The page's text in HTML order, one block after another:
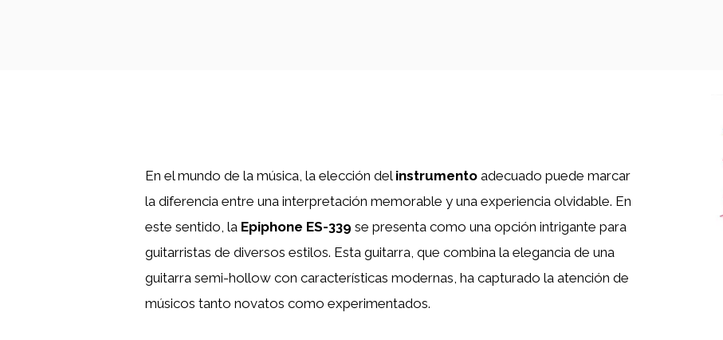
En el mundo de la música, la elección del instrumento adecuado puede marcar
la diferencia entre una interpretación memorable y una experiencia olvidable. En
este sentido, la Epiphone ES-339 se presenta como una opción intrigante para
guitarristas de diversos estilos. Esta guitarra, que combina la elegancia de una
guitarra semi-hollow con características modernas, ha capturado la atención de
músicos tanto novatos como experimentados.